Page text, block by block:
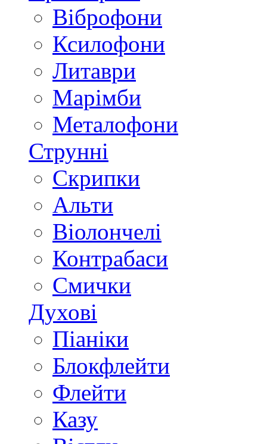
Віброфони
Ксилофони
Литаври
Марімби
Металофони
Струнні
Скрипки
Альти
Віолончелі
Контрабаси
Смички
Духові
Піаніки
Блокфлейти
Флейти
Казу